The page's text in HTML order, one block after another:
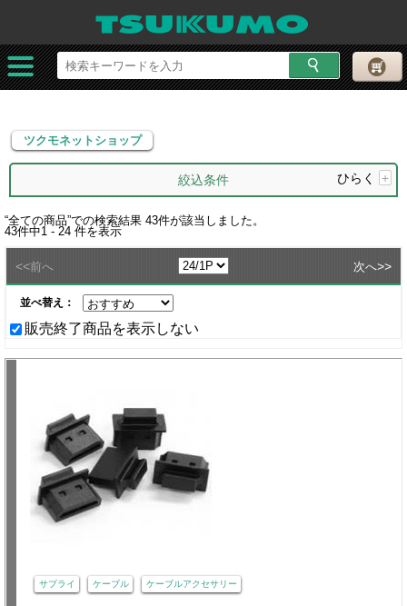
ツクモネットショップ
ツクモネットショップ
絞込条件 ひらく +
“全ての商品”での検索結果 43件が該当しました。
43件中1 - 24 件を表示
<<前へ 次へ>>
並べ替え：
販売終了商品を表示しない
サプライ ケーブル ケーブルアクセサリー